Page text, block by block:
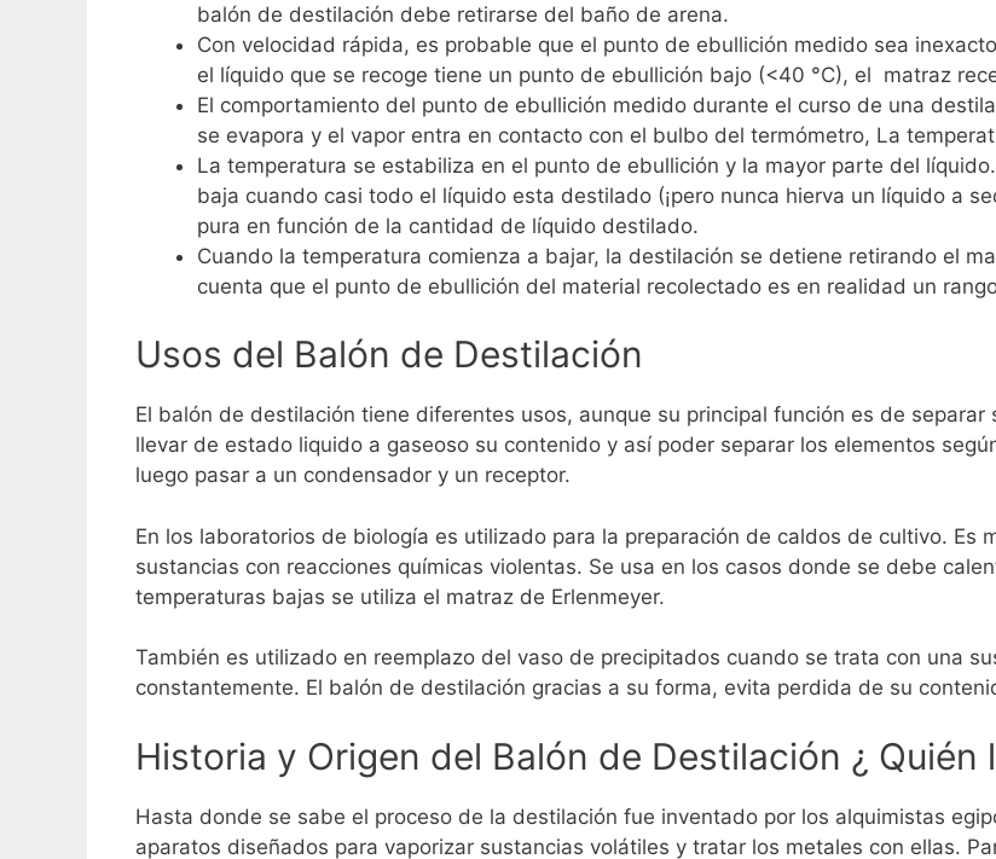
balón de destilación debe retirarse del baño de arena.
Con velocidad rápida, es probable que el punto de ebullición medido sea
el líquido que se recoge tiene un punto de ebullición bajo (<40 °C), el matraz
El comportamiento del punto de ebullición medido durante el curso de una
se evapora y el vapor entra en contacto con el bulbo del termómetro, La
La temperatura se estabiliza en el punto de ebullición y la mayor parte del líquido.
baja cuando casi todo el líquido esta destilado (¡pero nunca hierva un líquido a
pura en función de la cantidad de líquido destilado.
Cuando la temperatura comienza a bajar, la destilación se detiene retirando el
cuenta que el punto de ebullición del material recolectado es en realidad un
Usos del Balón de Destilación
El balón de destilación tiene diferentes usos, aunque su principal función es de
llevar de estado liquido a gaseoso su contenido y así poder separar los elementos
luego pasar a un condensador y un receptor.
En los laboratorios de biología es utilizado para la preparación de caldos de cultivo. Es
sustancias con reacciones químicas violentas. Se usa en los casos donde se debe
temperaturas bajas se utiliza el matraz de Erlenmeyer.
También es utilizado en reemplazo del vaso de precipitados cuando se trata con una
constantemente. El balón de destilación gracias a su forma, evita perdida de su
Historia y Origen del Balón de Destilación ¿ Quién
Hasta donde se sabe el proceso de la destilación fue inventado por los alquimistas
aparatos diseñados para vaporizar sustancias volátiles y tratar los metales con ellas.